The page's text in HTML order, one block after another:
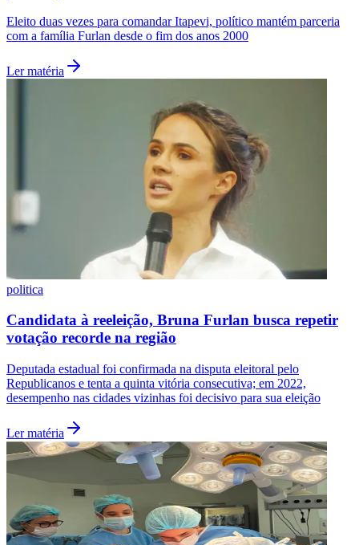
Grêmio
Eleito duas vezes para comandar Itapevi, político mantém parceria
com a família Furlan desde o fim dos anos 2000
Ler matéria
politica
Candidata à reeleição, Bruna Furlan busca repetir
votação recorde na região
Deputada estadual foi confirmada na disputa eleitoral pelo
Republicanos e tenta a quinta vitória consecutiva; em 2022,
desempenho nas cidades vizinhas foi decisivo para sua eleição
Ler matéria